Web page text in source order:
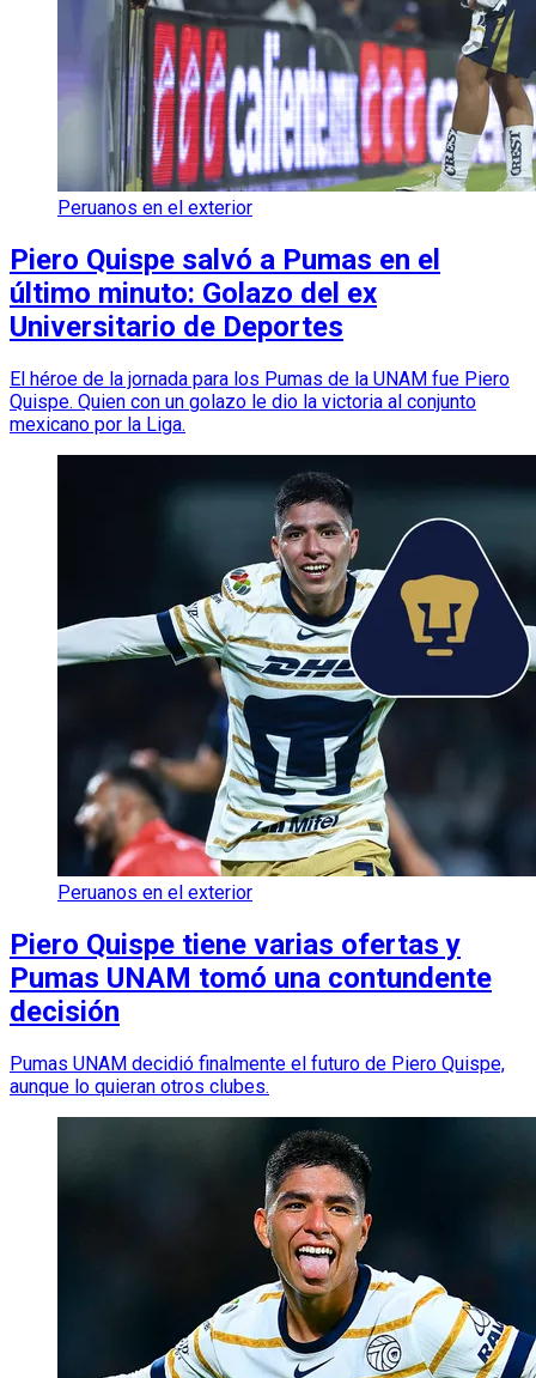
Peruanos en el exterior
Piero Quispe salvó a Pumas en el
último minuto: Golazo del ex
Universitario de Deportes
El héroe de la jornada para los Pumas de la UNAM fue Piero
Quispe. Quien con un golazo le dio la victoria al conjunto
mexicano por la Liga.
Peruanos en el exterior
Piero Quispe tiene varias ofertas y
Pumas UNAM tomó una contundente
decisión
Pumas UNAM decidió finalmente el futuro de Piero Quispe,
aunque lo quieran otros clubes.